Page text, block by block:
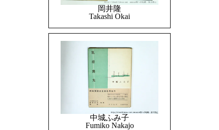
岡井隆
Takashi Okai
中城ふみ子
Fumiko Nakajo